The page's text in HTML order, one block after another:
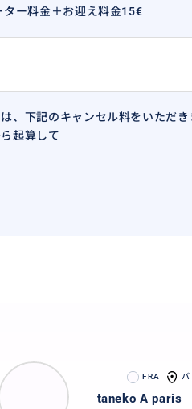
ー料金＋お迎え料金15€
、下記のキャンセル料をいただき
起算して
FRA パ
taneko A paris